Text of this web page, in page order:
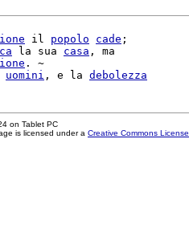
il popolo cade ;
la sua casa , ma
. ~
uomini , e la debolezza
on Tablet PC
is licensed under a Creative Commons License